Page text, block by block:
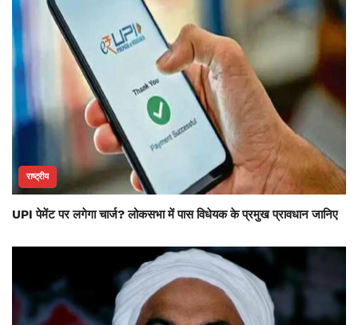
राष्ट्रीय
UPI पेमेंट पर लगेगा चार्ज? लोकसभा में पास विधेयक के प्रमुख प्रावधान जानिए